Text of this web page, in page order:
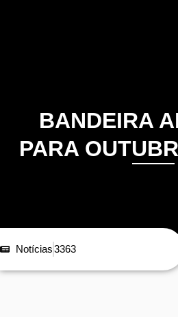
BANDEIRA
PARA
Notícias3363